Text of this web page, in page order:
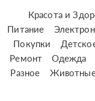
Красота и
Питание
Покупки
Ремонт
Одежда
Разное
Животные